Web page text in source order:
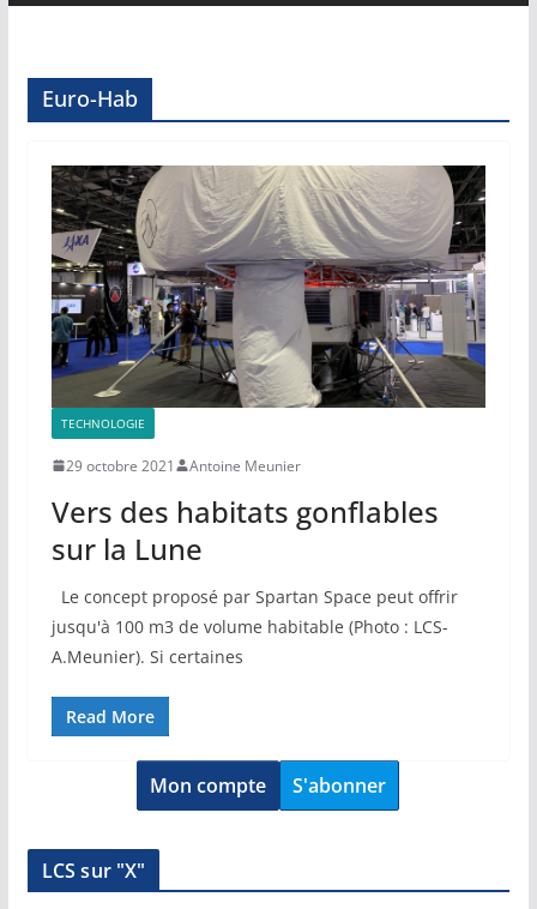
Euro-Hab
TECHNOLOGIE
29 octobre 2021 Antoine Meunier
Vers des habitats gonflables
sur la Lune
Le concept proposé par Spartan Space peut offrir
jusqu'à 100 m3 de volume habitable (Photo : LCS-
A.Meunier). Si certaines
Read More
Mon compte S'abonner
LCS sur "X"